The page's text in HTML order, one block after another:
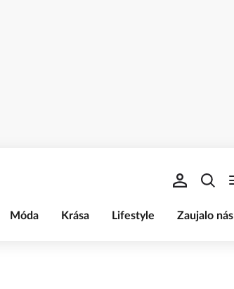
Móda Krása Lifestyle Zaujalo nás